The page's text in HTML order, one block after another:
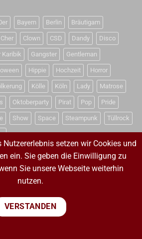
Bayern Berlin Bräutigam
Cher Clown CSD Dandy Disco
Karibik Gangster Gentleman
Hippie Hochzeit Horror
Kölle Köln Lady Matrose
Oktoberparty Pirat Pop Pride
Show Space Steampunk Tüllrock
Nutzererlebnis setzen wir Cookies und
ein. Sie geben die Einwilligung zu
Sie unsere Webseite weiterhin
nutzen.
VERSTANDEN